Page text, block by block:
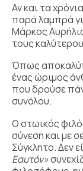
Αν και τα
παρά λαμπρά
Μάρκος
τους
Όπως
ένας ώριμος
που δρούσε
συνόλου.
Ο στωικός
σύνεση και με
Σύγκλητο. Δεν
Εαυτόν»